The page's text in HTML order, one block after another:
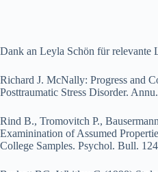
Dank an Leyla Schön für relevante
Richard J. McNally: Progress and
Posttraumatic Stress Disorder.
Rind B., Tromovitch P.,
Examinination of Assumed
College Samples. Psychol. Bull.